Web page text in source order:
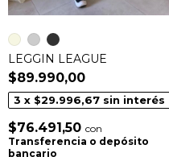
LEGGIN LEAGUE
$89.990,00
3 x $29.996,67 sin interés
$76.491,50 con
Transferencia o depósito
bancario